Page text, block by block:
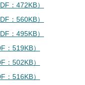
：472KB）
：560KB）
：495KB）
：519KB）
：502KB）
：516KB）